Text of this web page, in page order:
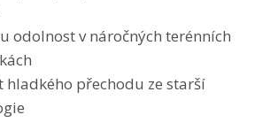
odolnost v náročných terénních
hladkého přechodu ze starší